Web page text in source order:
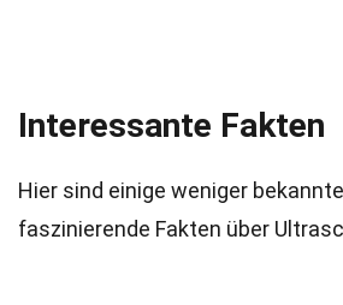
Interessante Fakten
Hier sind einige weniger
faszinierende Fakten über